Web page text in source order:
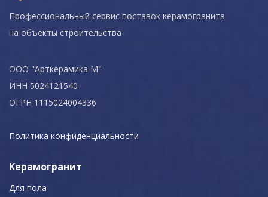
Профессиональный сервис поставок керамогранита
на объекты строительства
ООО "Арткерамика М"
ИНН 5024121540
ОГРН 1115024004336
Политика конфиденциальности
Керамогранит
Для пола